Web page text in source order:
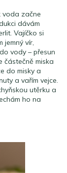
voda začne
dávám
Vajíčko si
jemný vír,
vody – přesun
částečně miska
do misky a
a vařím vejce.
utěrku a
ho na